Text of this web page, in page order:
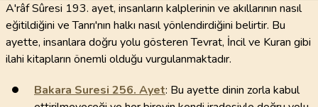
A'râf Sûresi 193. ayet, insanların kalplerinin ve akıllarının nasıl
eğitildiğini ve Tanrı'nın halkı nasıl yönlendirdiğini belirtir. Bu
ayette, insanlara doğru yolu gösteren Tevrat, İncil ve Kuran gibi
ilahi kitapların önemli olduğu vurgulanmaktadır.
Bakara Suresi 256. Ayet: Bu ayette dinin zorla kabul